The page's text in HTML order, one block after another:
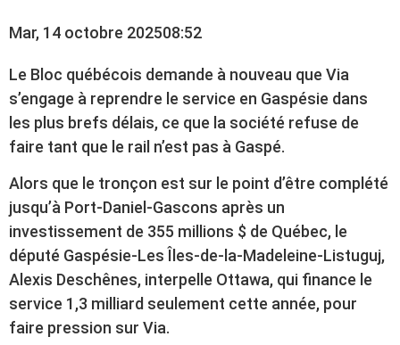
Mar, 14 octobre 202508:52
Le Bloc québécois demande à nouveau que Via
s’engage à reprendre le service en Gaspésie dans
les plus brefs délais, ce que la société refuse de
faire tant que le rail n’est pas à Gaspé.
Alors que le tronçon est sur le point d’être complété
jusqu’à Port-Daniel-Gascons après un
investissement de 355 millions $ de Québec, le
député Gaspésie-Les Îles-de-la-Madeleine-Listuguj,
Alexis Deschênes, interpelle Ottawa, qui finance le
service 1,3 milliard seulement cette année, pour
faire pression sur Via.